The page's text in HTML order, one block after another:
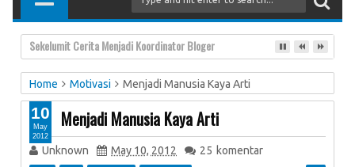
Main ke Kantor Google Indonesia
Home Motivasi Menjadi Manusia Kaya Arti
Menjadi Manusia Kaya Arti
Unknown May 10, 2012 25 komentar
10
May
2012